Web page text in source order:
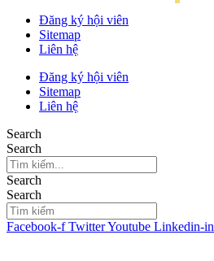
Đăng ký hội viên
Sitemap
Liên hệ
Đăng ký hội viên
Sitemap
Liên hệ
Search
Search
Search
Search
Facebook-f TwitterYoutube Linkedin-in